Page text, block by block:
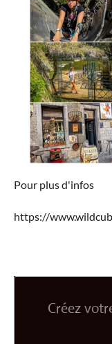
Pour plus d'infos
https://
Créez